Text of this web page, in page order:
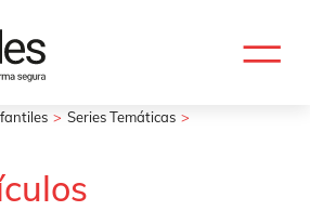
Series Temáticas